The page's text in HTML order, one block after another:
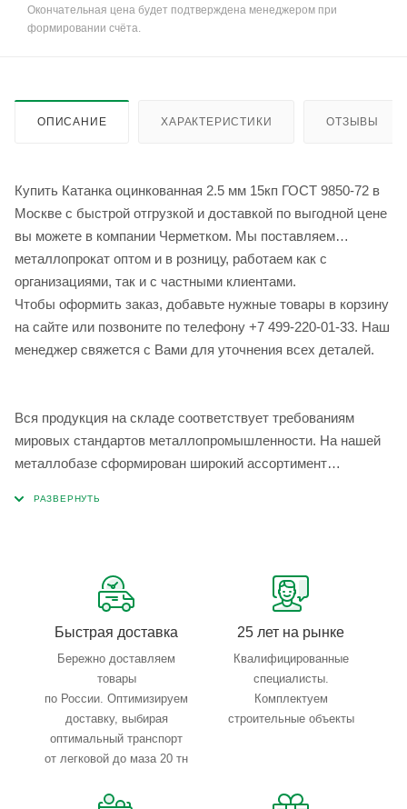
Окончательная цена будет подтверждена менеджером при
формировании счёта.
ОПИСАНИЕ ХАРАКТЕРИСТИКИ ОТЗЫВЫ
Купить Катанка оцинкованная 2.5 мм 15кп ГОСТ 9850-72 в
Москве с быстрой отгрузкой и доставкой по выгодной цене
вы можете в компании Черметком. Мы поставляем
металлопрокат оптом и в розницу, работаем как с
организациями, так и с частными клиентами.
Чтобы оформить заказ, добавьте нужные товары в корзину
на сайте или позвоните по телефону +7 499-220-01-33. Наш
менеджер свяжется с Вами для уточнения всех деталей.
Вся продукция на складе соответствует требованиям
мировых стандартов металлопромышленности. На нашей
металлобазе сформирован широкий ассортимент
Быстрая доставка
Бережно доставляем
товары
по России. Оптимизируем
доставку, выбирая
оптимальный транспорт
от легковой до маза 20 тн
25 лет на рынке
Квалифицированные
специалисты.
Комплектуем
строительные объекты